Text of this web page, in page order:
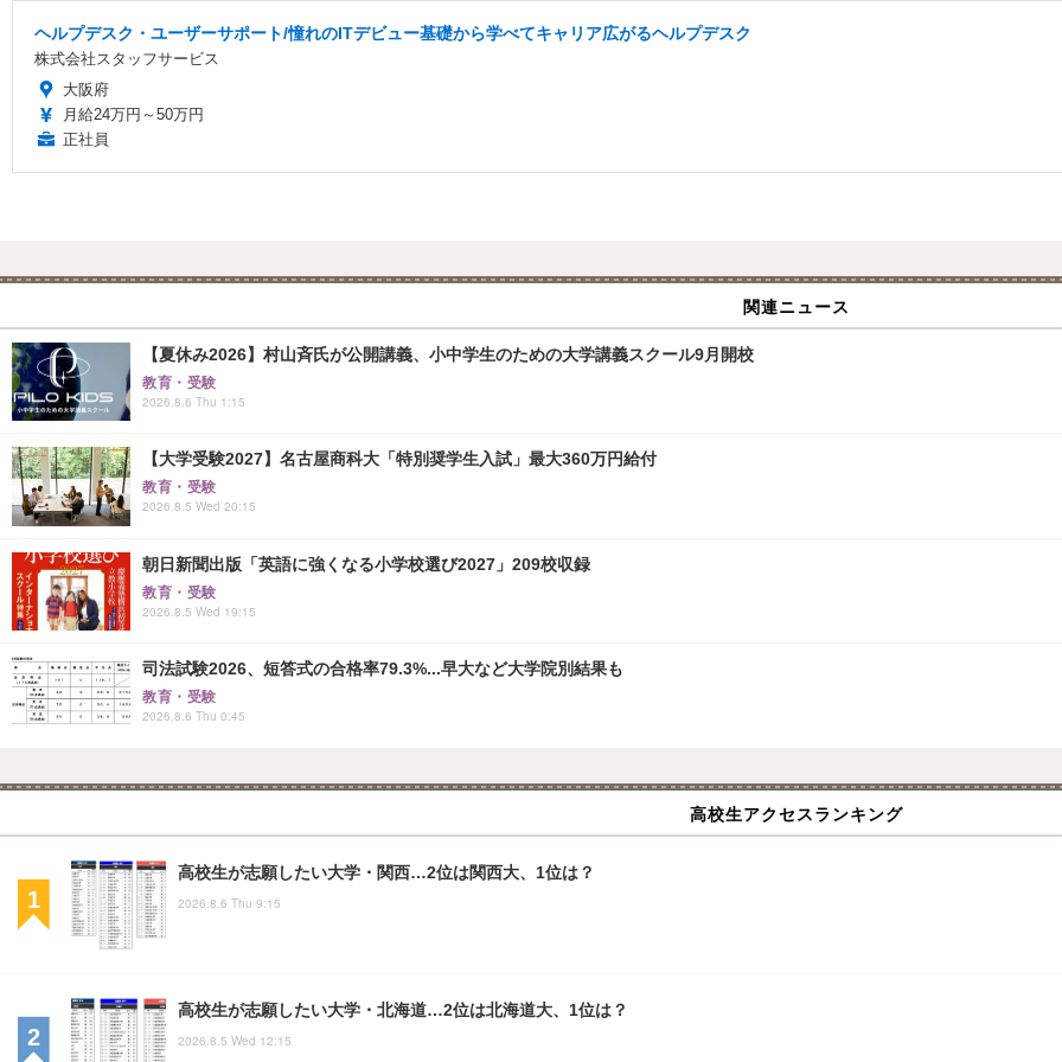
ヘルプデスク・ユーザーサポート/憧れのITデビュー基礎から学べてキャリア広がるヘルプデスク
株式会社スタッフサービス
大阪府
月給24万円～50万円
正社員
関連ニュース
【夏休み2026】村山斉氏が公開講義、小中学生のための大学講義スクール9月開校
教育・受験
2026.8.6 Thu 1:15
【大学受験2027】名古屋商科大「特別奨学生入試」最大360万円給付
教育・受験
2026.8.5 Wed 20:15
朝日新聞出版「英語に強くなる小学校選び2027」209校収録
教育・受験
2026.8.5 Wed 19:15
司法試験2026、短答式の合格率79.3%...早大など大学院別結果も
教育・受験
2026.8.6 Thu 0:45
高校生アクセスランキング
高校生が志願したい大学・関西…2位は関西大、1位は？
2026.8.6 Thu 9:15
高校生が志願したい大学・北海道…2位は北海道大、1位は？
2026.8.5 Wed 12:15